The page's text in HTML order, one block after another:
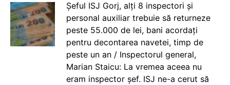
Șeful ISJ Gorj, alți 8 inspectori și
personal auxiliar trebuie să returneze
peste 55.000 de lei, bani acordați
pentru decontarea navetei, timp de
peste un an / Inspectorul general,
Marian Staicu: La vremea aceea nu
eram inspector șef. ISJ ne-a cerut să